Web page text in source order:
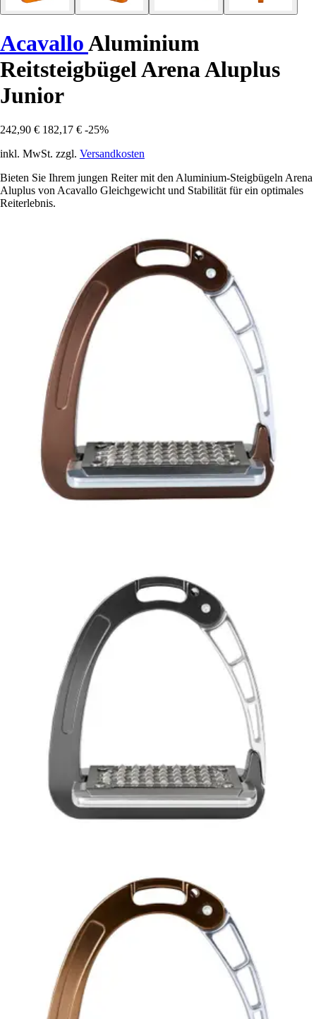
AcavalloAluminium
Reitsteigbügel Arena Aluplus
Junior
242,90 € 182,17 € -25%
inkl. MwSt. zzgl. Versandkosten
Bieten Sie Ihrem jungen Reiter mit den Aluminium-Steigbügeln Arena
Aluplus von Acavallo Gleichgewicht und Stabilität für ein optimales
Reiterlebnis.